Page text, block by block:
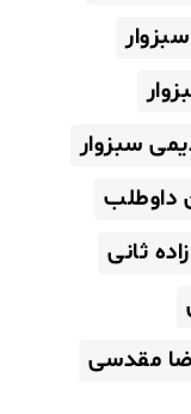
سبزوار
ثانی
مقدسی